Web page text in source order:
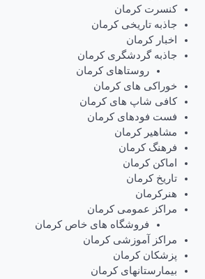
کنسرت کرمان
جاذبه تاریخی کرمان
اخبار کرمان
جاذبه گردشگری کرمان
روستاهای کرمان
خوراکی های کرمان
کافی شاپ های کرمان
فست فودهای کرمان
مشاهیر کرمان
فرهنگ کرمان
اماکن کرمان
تاریخ کرمان
هنرکرمان
مراکز عمومی کرمان
فروشگاه های خاص کرمان
مراکز آموزشی کرمان
پزشکان کرمان
بیمارستانهای کرمان